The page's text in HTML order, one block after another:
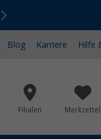
Blog Karriere Hilfe
Filialen Merkzettel